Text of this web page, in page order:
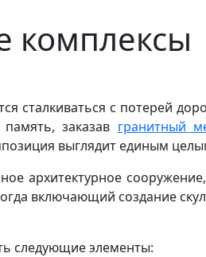
комплексы
сталкиваться с потерей
заказав гранитный
выглядит единым
архитектурное
включающий создание
следующие элементы: